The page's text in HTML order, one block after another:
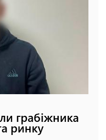
грабіжника
ринку